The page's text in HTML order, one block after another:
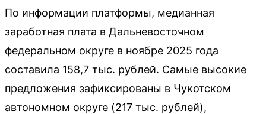
По информации платформы, медианная
заработная плата в Дальневосточном
федеральном округе в ноябре 2025 года
составила 158,7 тыс. рублей. Самые высокие
предложения зафиксированы в Чукотском
автономном округе (217 тыс. рублей),